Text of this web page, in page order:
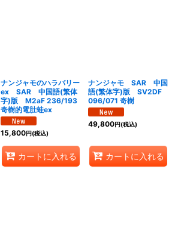
ナンジャモのハラバリー
ex SAR 中国語(繁体
字)版 M2aF 236/193
奇樹的電肚蛙ex
15,800円(税込)
カートに入れる
ナンジャモ SAR 中国
語(繁体字)版 SV2DF
096/071 奇樹
49,800円(税込)
カートに入れる